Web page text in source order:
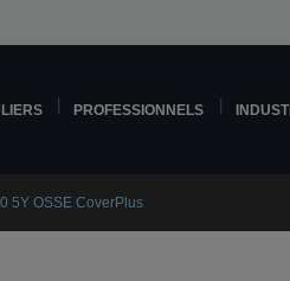
PROFESSIONNELS
5Y OSSE CoverPlus